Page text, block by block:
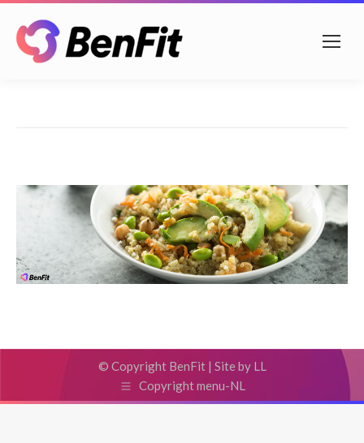
© Copyright BenFit | Site by LL
Copyright menu-NL